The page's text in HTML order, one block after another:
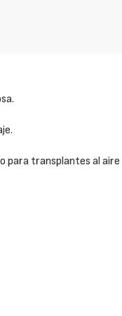
para transplantes al aire